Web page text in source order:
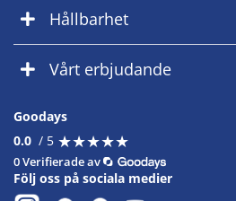
Hållbarhet
Vårt erbjudande
Goodays
0.0 / 5 ★★★★★
★★★★★
0 Verifierade av
Följ oss på sociala medier